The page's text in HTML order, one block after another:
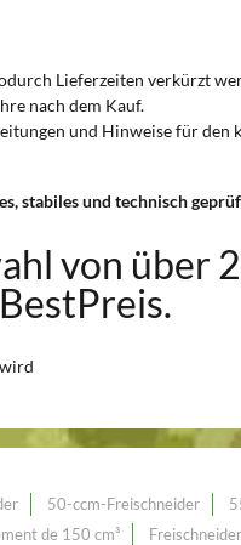
Lieferzeiten verkürzt
nach dem Kauf.
und Hinweise für den
stabiles und technisch
von über
50-ccm-Freischneider
de 150 cm³